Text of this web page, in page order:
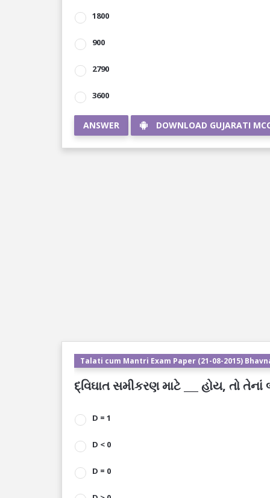
1800
900
2790
3600
ANSWER DOWNLOAD GUJARATI
Talati cum Mantri Exam Paper (21-08-2015)
દ્વિઘાત સમીકરણ માટે ___ હોય, તો
D = 1
D < 0
D = 0